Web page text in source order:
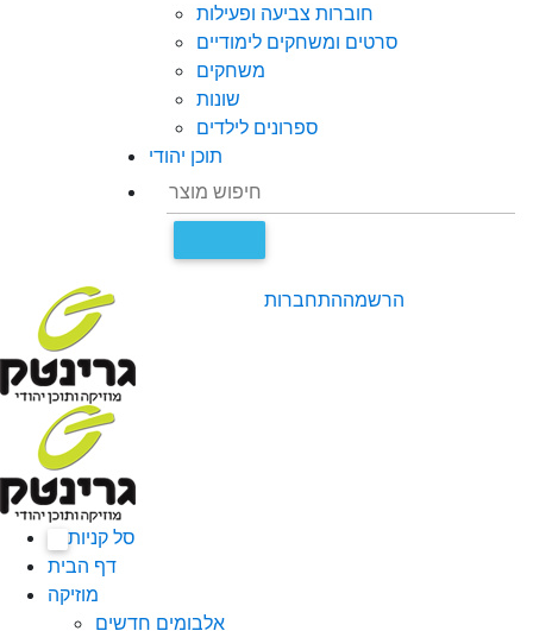
חוברות צביעה ופעילות
סרטים ומשחקים לימודיים
משחקים
שונות
ספרונים לילדים
תוכן יהודי
התחברותהרשמה
סל קניות
דף הבית
מוזיקה
אלבומים חדשים